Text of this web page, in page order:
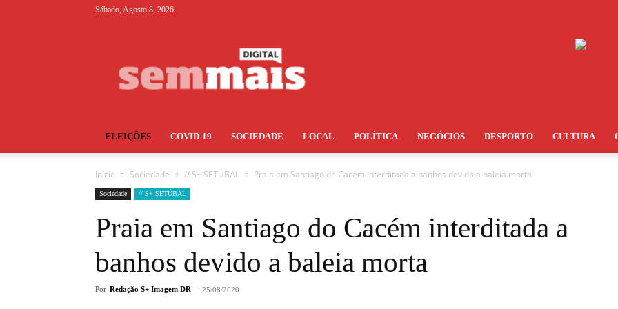
Sábado, Agosto 8, 2026
ELEIÇÕES COVID-19 SOCIEDADE LOCAL POLÍTICA NEGÓCIOS DESPORTO CULTURA
Início Sociedade // S+ SETÚBAL Praia em Santiago do Cacém interditada a banhos devido a baleia morta
Sociedade // S+ SETÚBAL
Praia em Santiago do Cacém interditada a
banhos devido a baleia morta
Por Redação S+ Imagem DR - 25/08/2020